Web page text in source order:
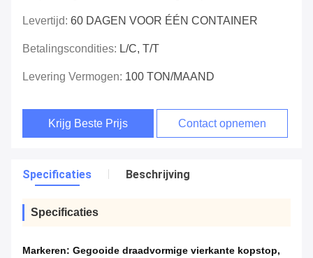
Levertijd: 60 DAGEN VOOR ÉÉN CONTAINER
Betalingscondities: L/C, T/T
Levering Vermogen: 100 TON/MAAND
Krijg Beste Prijs Contact opnemen
Specificaties Beschrijving
Specificaties
Markeren: Gegooide draadvormige vierkante kopstop,